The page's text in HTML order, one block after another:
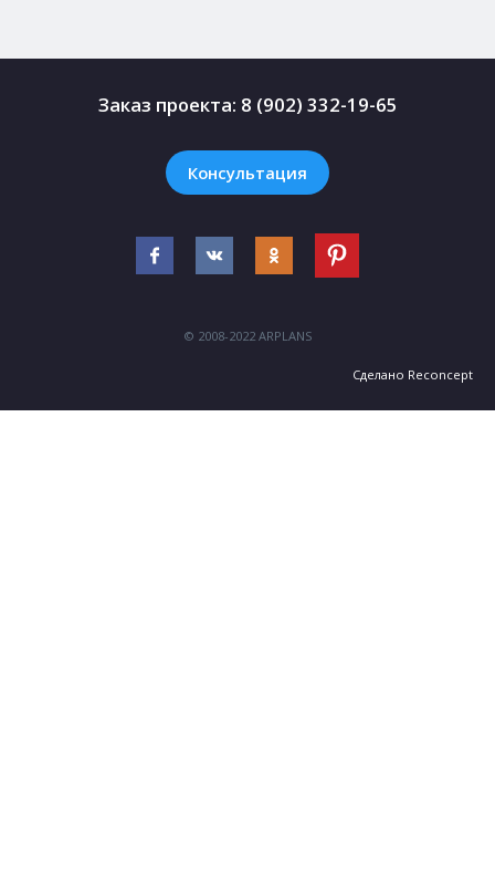
Заказ проекта: 8 (902) 332-19-65
Консультация
© 2008-2022 ARPLANS
Сделано Reconcept